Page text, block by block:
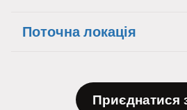
Поточна локація
Приєднатися